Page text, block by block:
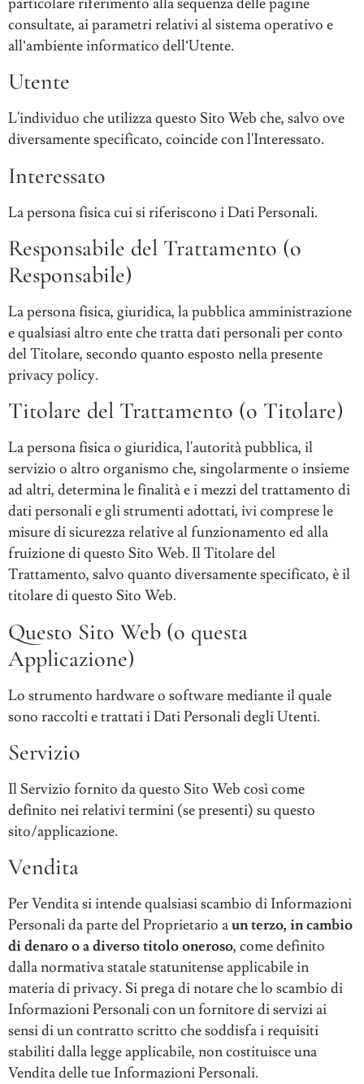
consultate, ai parametri relativi al sistema operativo e
all’ambiente informatico dell’Utente.
Utente
L'individuo che utilizza questo Sito Web che, salvo ove
diversamente specificato, coincide con l'Interessato.
Interessato
La persona fisica cui si riferiscono i Dati Personali.
Responsabile del Trattamento (o
Responsabile)
La persona fisica, giuridica, la pubblica amministrazione
e qualsiasi altro ente che tratta dati personali per conto
del Titolare, secondo quanto esposto nella presente
privacy policy.
Titolare del Trattamento (o Titolare)
La persona fisica o giuridica, l'autorità pubblica, il
servizio o altro organismo che, singolarmente o insieme
ad altri, determina le finalità e i mezzi del trattamento di
dati personali e gli strumenti adottati, ivi comprese le
misure di sicurezza relative al funzionamento ed alla
fruizione di questo Sito Web. Il Titolare del
Trattamento, salvo quanto diversamente specificato, è il
titolare di questo Sito Web.
Questo Sito Web (o questa
Applicazione)
Lo strumento hardware o software mediante il quale
sono raccolti e trattati i Dati Personali degli Utenti.
Servizio
Il Servizio fornito da questo Sito Web così come
definito nei relativi termini (se presenti) su questo
sito/applicazione.
Vendita
Per Vendita si intende qualsiasi scambio di Informazioni
Personali da parte del Proprietario aun terzo, in cambio
di denaro o a diverso titolo oneroso, come definito
dalla normativa statale statunitense applicabile in
materia di privacy. Si prega di notare che lo scambio di
Informazioni Personali con un fornitore di servizi ai
sensi di un contratto scritto che soddisfa i requisiti
stabiliti dalla legge applicabile, non costituisce una
Vendita delle tue Informazioni Personali.